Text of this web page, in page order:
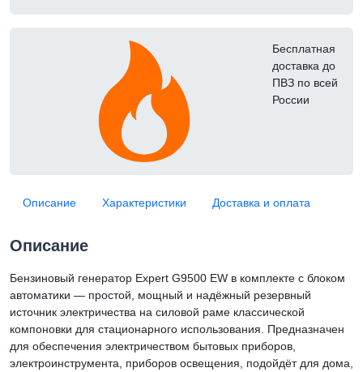
Бесплатная
доставка до
ПВЗ по всей
России
Описание Характеристики Доставка и оплата
Описание
Бензиновый генератор Expert G9500 EW в комплекте с блоком
автоматики — простой, мощный и надёжный резервный
источник электричества на силовой раме классической
компоновки для стационарного использования. Предназначен
для обеспечения электричеством бытовых приборов,
электроинструмента, приборов освещения, подойдёт для дома,